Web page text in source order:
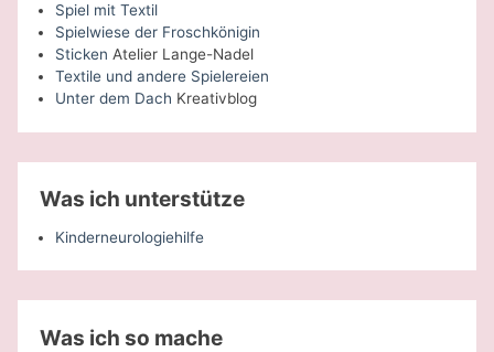
Spiel mit Textil
Spielwiese der Froschkönigin
Sticken Atelier Lange-Nadel
Textile und andere Spielereien
Unter dem Dach Kreativblog
Was ich unterstütze
Kinderneurologiehilfe
Was ich so mache